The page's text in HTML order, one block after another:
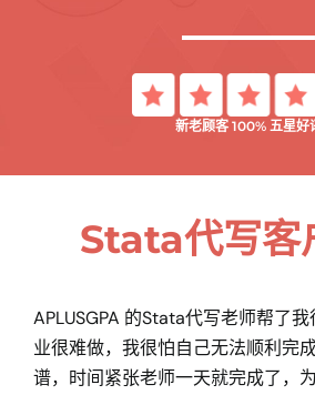
新老顾客 100% 五星好
Stata代写客
APLUSGPA 的Stata代写老师帮了
业很难做，我很怕自己无法顺利完
谱，时间紧张老师一天就完成了，